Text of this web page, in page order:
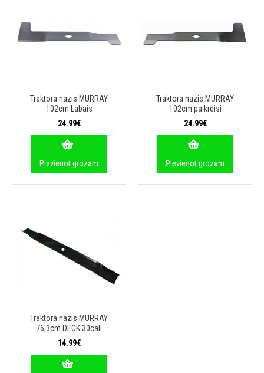
Traktora nazis MURRAY
102cm Labais
24.99€
Pievienot grozam
Traktora nazis MURRAY
102cm pa kreisi
24.99€
Pievienot grozam
Traktora nazis MURRAY
76,3cm DECK 30cali
14.99€